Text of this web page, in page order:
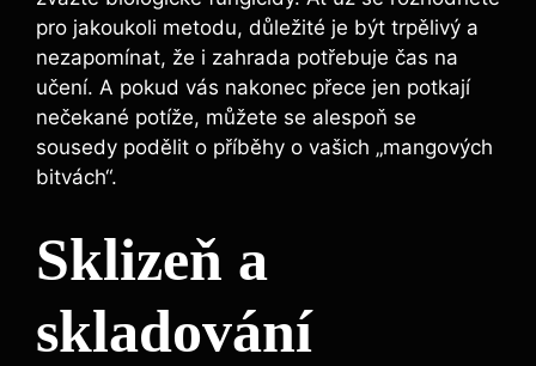
pro jakoukoli metodu, důležité je být trpělivý a
nezapomínat, že i zahrada potřebuje čas na
učení. A pokud vás nakonec přece jen potkají
nečekané potíže, můžete se alespoň se
sousedy podělit o příběhy o vašich „mangových
bitvách“.
Sklizeň a
skladování